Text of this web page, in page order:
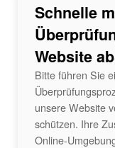
Schnelle
Website
Bitte führen Sie
unsere Website
schützen. Ihre
Online-